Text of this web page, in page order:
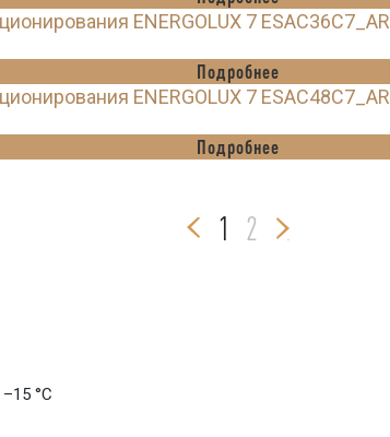
ENERGOLUX 7
Подробнее
ENERGOLUX 7
Подробнее
1 2
°C